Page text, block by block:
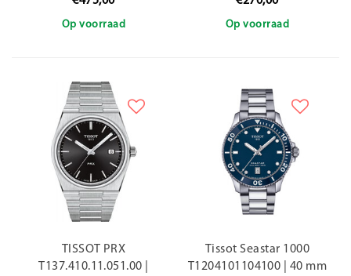
Op voorraad Op voorraad
TISSOT PRX
T137.410.11.051.00 |
Tissot Seastar 1000
T1204101104100 | 40 mm